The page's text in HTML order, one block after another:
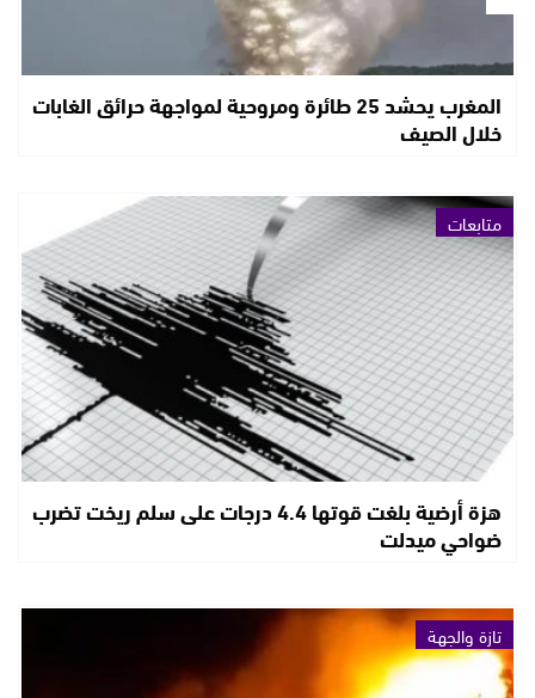
المغرب يحشد 25 طائرة ومروحية لمواجهة حرائق الغابات
خلال الصيف
متابعات
هزة أرضية بلغت قوتها 4.4 درجات على سلم ريخت تضرب
ضواحي ميدلت
تازة والجهة